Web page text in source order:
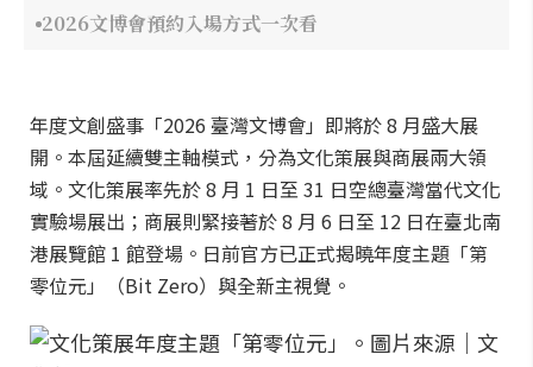
2026文博會預約入場方式一次看
年度文創盛事「2026 臺灣文博會」即將於 8 月盛大展
開。本屆延續雙主軸模式，分為文化策展與商展兩大領
域。文化策展率先於 8 月 1 日至 31 日空總臺灣當代文化
實驗場展出；商展則緊接著於 8 月 6 日至 12 日在臺北南
港展覽館 1 館登場。日前官方已正式揭曉年度主題「第
零位元」（Bit Zero）與全新主視覺。